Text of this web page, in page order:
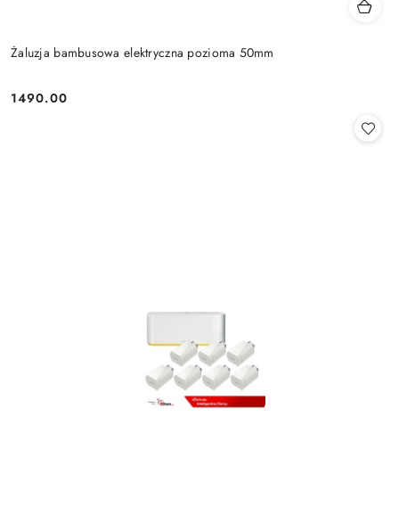
Żaluzja bambusowa elektryczna pozioma 50mm
Cena:
1490.00